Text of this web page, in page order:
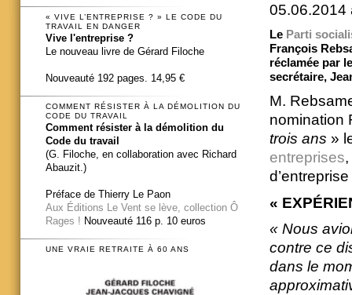
05.06.2014
Le Parti
François
réclamée par
secrétaire,
M.
nomination
trois ans »
entreprises
«
« Nous
contre ce
dans le
« VIVE L’ENTREPRISE ? » LE CODE DU
TRAVAIL EN DANGER
Vive l'entreprise ?
Le nouveau livre de Gérard Filoche
Nouveauté 192 pages. 14,95 €
COMMENT RÉSISTER À LA DÉMOLITION DU
CODE DU TRAVAIL
Comment résister à la démolition du
Code du travail
(G. Filoche, en collaboration avec Richard
Abauzit.)
Préface de Thierry Le Paon
Aux Éditions Le Vent se lève, collection Ô
Rages ! Nouveauté 116 p. 10 euros
UNE VRAIE RETRAITE À 60 ANS